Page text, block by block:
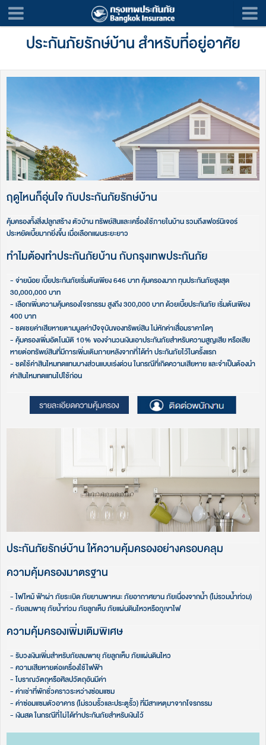
ประกันภัยรักษ์บ้าน สำหรับที่อยู่อาศัย
ฤดูไหนก็อุ่นใจ กับประกันภัยรักษ์บ้าน​
คุ้มครองทั้งสิ่งปลูกสร้าง ตัวบ้าน ทรัพย์สินและเครื่องใช้ภายในบ้าน รวมถึงเฟอร์นิเจอร์
ประหยัดเบี้ยมากยิ่งขึ้น เมื่อเลือกแผนระยะยาว
ทำไมต้องทำประกันภัยบ้าน กับกรุงเทพประกันภัย
- จ่ายน้อย เบี้ยประกันภัยเริ่มต้นเพียง 646 บาท คุ้มครองมาก ทุนประกันภัยสูงสุด
30,000,000 บาท​
- เลือกเพิ่มความคุ้มครองโจรกรรม สูงถึง 300,000 บาท ด้วยเบี้ยประกันภัย เริ่มต้นเพียง
400 บาท​
- ชดเชยค่าเสียหายตามมูลค่าปัจจุบันของทรัพย์สิน ไม่หักค่าเสื่อมราคาใดๆ​
- คุ้มครองเพิ่มอัตโนมัติ 10% ของจำนวนเงินเอาประกันภัยสำหรับความสูญเสีย หรือเสีย
หายต่อทรัพย์สินที่มีการเพิ่มเติมภายหลังจากที่ได้ทำ ประกันภัยไว้ในครั้งแรก​
- ชดใช้ค่าสินไหมทดแทนบางส่วนแบบเร่งด่วน ในกรณีที่เกิดความเสียหาย และจำเป็นต้องนำ
ค่าสินไหมทดแทนไปใช้ก่อน​
ประกันภัยรักษ์บ้าน ให้ความคุ้มครองอย่างครอบคลุม
ความคุ้มครองมาตรฐาน​​
- ไฟไหม้ ฟ้าผ่า ภัยระเบิด ภัยยานพาหนะ ภัยอากาศยาน ภัยเนื่องจากน้ำ (ไม่รวมน้ำท่วม)​
- ภัยลมพายุ ภัยน้ำท่วม ภัยลูกเห็บ ภัยแผ่นดินไหวหรือภูเขาไฟ​
ความคุ้มครองเพิ่มเติมพิเศษ
- รับวงเงินเพิ่มสำหรับภัยลมพายุ ภัยลูกเห็บ ภัยแผ่นดินไหว
- ความเสียหายต่อเครื่องใช้ไฟฟ้า​
- โบราณวัตถุหรือศิลปวัตถุอันมีค่า​
- ค่าเช่าที่พักชั่วคราวระหว่างซ่อมแซม​
- ค่าซ่อมแซมตัวอาคาร (ไม่รวมรั้วและประตูรั้ว) ที่มีสาเหตุมาจากโจรกรรม​
- เงินสด ในกรณีที่ไม่ได้ทำประกันภัยสำหรับเงินไว้​